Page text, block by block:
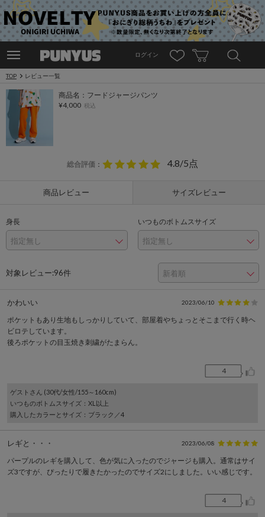
ログイン
TOP レビュー一覧
商品名：フードジャージパンツ
¥4,000 税込
総合評価 ： 4.8/5点
商品レビュー サイズレビュー
身長 いつものボトムスサイズ
対象レビュー:96件
かわいい 2023/06/10
ポケットもあり生地もしっかりしていて、部屋着やちょっとそこまで行く時ヘ
ビロテしています。
後ろポケットの目玉焼き刺繍がたまらん。
4
ゲスト さん (30代/女性/155～160cm)
いつものボトムスサイズ ：XL以上
購入したカラーとサイズ ：ブラック／4
レギと・・・ 2023/06/08
パープルのレギを購入して、色が気に入ったのでジャージも購入。通常はサイ
ズ3ですが、ぴったりで履きたかったのでサイズ2にしました。いい感じです。
4